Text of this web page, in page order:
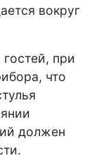
вокруг
при
что
должен